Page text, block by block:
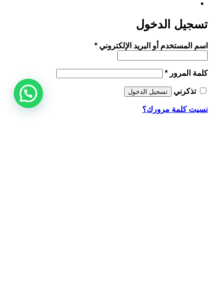
تسجيل الدخول
اسم المستخدم أو البريد الإلكتروني *مطلوبة
كلمة المرور *مطلوبة
تذكرني تسجيل الدخول
نسيت كلمة مرورك؟